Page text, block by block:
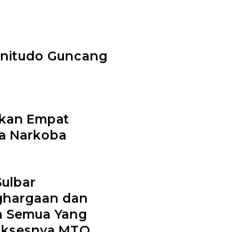
Guncang
Empat
Narkoba
dan
Yang